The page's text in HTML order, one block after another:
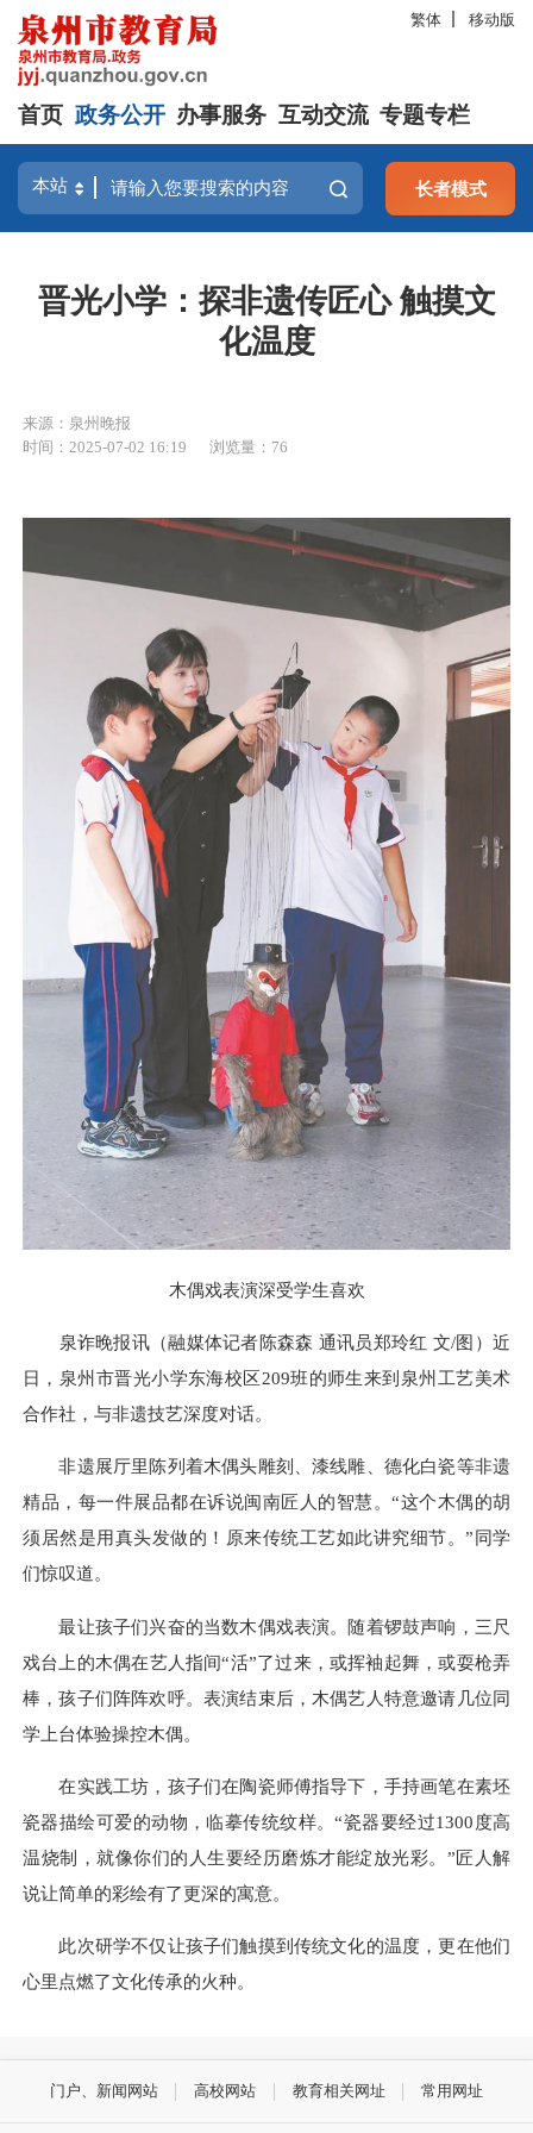
繁体 移动版
首页 政务公开 办事服务 互动交流 专题专栏
长者模式
晋光小学：探非遗传匠心 触摸文
化温度
来源：泉州晚报
时间：2025-07-02 16:19
浏览量： 76
木偶戏表演深受学生喜欢
泉诈晚报讯（融媒体记者陈森森 通讯员郑玲红 文/图）近
日，泉州市晋光小学东海校区209班的师生来到泉州工艺美术
合作社，与非遗技艺深度对话。
非遗展厅里陈列着木偶头雕刻、漆线雕、德化白瓷等非遗
精品，每一件展品都在诉说闽南匠人的智慧。“这个木偶的胡
须居然是用真头发做的！原来传统工艺如此讲究细节。”同学
们惊叹道。
最让孩子们兴奋的当数木偶戏表演。随着锣鼓声响，三尺
戏台上的木偶在艺人指间“活”了过来，或挥袖起舞，或耍枪弄
棒，孩子们阵阵欢呼。表演结束后，木偶艺人特意邀请几位同
学上台体验操控木偶。
在实践工坊，孩子们在陶瓷师傅指导下，手持画笔在素坯
瓷器描绘可爱的动物，临摹传统纹样。“瓷器要经过1300度高
温烧制，就像你们的人生要经历磨炼才能绽放光彩。”匠人解
说让简单的彩绘有了更深的寓意。
此次研学不仅让孩子们触摸到传统文化的温度，更在他们
心里点燃了文化传承的火种。
门户、新闻网站 高校网站 教育相关网址 常用网址